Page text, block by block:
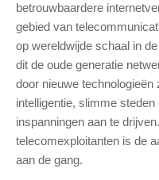
betrouwbaardere
gebied van
op wereldwijde schaal in
dit de oude generatie
door nieuwe
intelligentie, slimme
inspanningen aan te
telecomexploitanten is de
aan de gang.